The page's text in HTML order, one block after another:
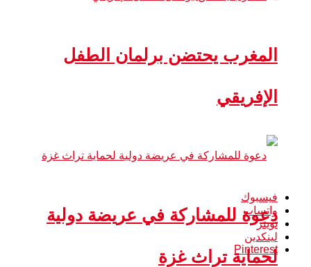
المغرب يحتضن برلمان الطفل
الإفريقي
دعوة للمشاركة في عريضة دولية
لحماية تراث غزة
فيسبوك
واتساب
تويتر
لينكدين
Pinterest